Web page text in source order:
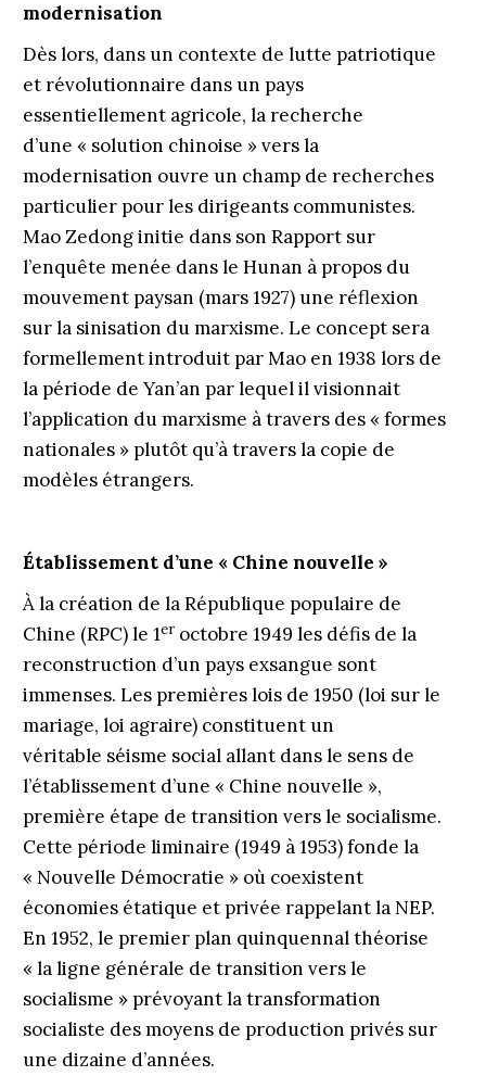
modernisation
Dès lors, dans un contexte de lutte patriotique
et révolutionnaire dans un pays
essentiellement agricole, la recherche
d’une « solution chinoise » vers la
modernisation ouvre un champ de recherches
particulier pour les dirigeants communistes.
Mao Zedong initie dans son Rapport sur
l’enquête menée dans le Hunan à propos du
mouvement ­paysan (mars 1927) une réflexion
sur la sinisation du ­marxisme. Le concept sera
formellement introduit par Mao en 1938 lors de
la période de Yan’an par lequel il visionnait
l’application du marxisme à ­travers des « formes
nationales » plutôt qu’à travers la copie de
modèles étrangers.
Établissement d’une « Chine nouvelle »
À la création de la République populaire de
Chine (RPC) le 1eroctobre 1949 les défis de la
reconstruction d’un pays exsangue sont
immenses. Les premières lois de 1950 (loi sur le
mariage, loi agraire) constituent un
véritable séisme social allant dans le sens de
l’établissement d’une « Chine nou­velle »,
première étape de transition vers le socialisme.
Cette période liminaire (1949 à 1953) fonde la
« Nouvelle Démocratie » où coexistent
économies éta­tique et privée rappelant la NEP.
En 1952, le premier plan quinquennal théorise
« la ligne générale de transition vers le
socialisme » prévoyant la transformation
socialiste des moyens de production privés sur
une dizaine d’années.